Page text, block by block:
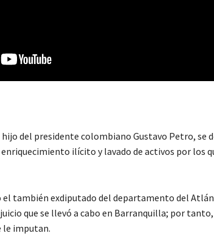
del presidente colombiano Gustavo Petro, se
ilícito y lavado de activos por los
el también exdiputado del departamento del
que se llevó a cabo en Barranquilla; por
le imputan.